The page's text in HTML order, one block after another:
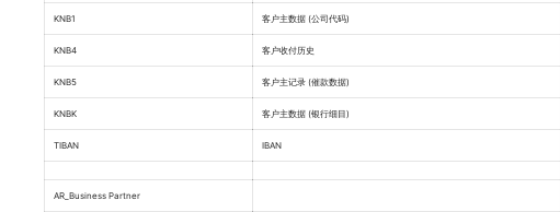
KNB1 客户主数据 (公司代码)
KNB4 客户收付历史
KNB5 客户主记录 (催款数据)
KNBK 客户主数据 (银行细目)
TIBAN IBAN
AR_Business Partner